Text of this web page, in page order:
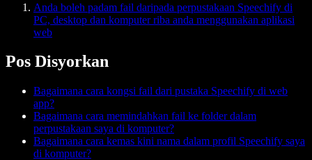
Anda boleh padam fail daripada perpustakaan Speechify di
PC, desktop dan komputer riba anda menggunakan aplikasi
web
Pos Disyorkan
Bagaimana cara kongsi fail dari pustaka Speechify di web
app?
Bagaimana cara memindahkan fail ke folder dalam
perpustakaan saya di komputer?
Bagaimana cara kemas kini nama dalam profil Speechify saya
di komputer?